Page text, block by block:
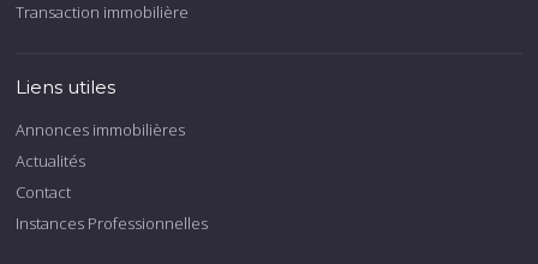
Transaction immobilière
Liens utiles
Annonces immobilières
Actualités
Contact
Instances Professionnelles